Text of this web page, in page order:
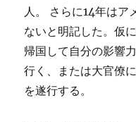
人。 さらに14年はア
ないと明記した。仮
帰国して自分の影響
行く、または大官僚
を遂行する。